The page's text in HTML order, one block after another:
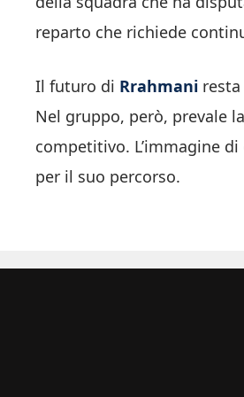
reparto che richiede
Il futuro di Rrahmani
Nel gruppo, però, prevale
competitivo. L’immagine
per il suo percorso.